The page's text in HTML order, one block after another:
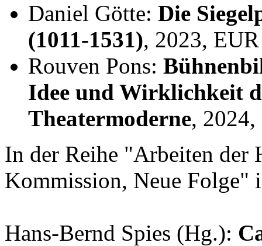
Daniel Götte: Die
(1011-1531), 2023,
Rouven Pons:
Idee und Wirklichkeit
Theatermoderne,
In der Reihe "Arbeiten der
Kommission, Neue Folge"
Hans-Bernd Spies (Hg.):